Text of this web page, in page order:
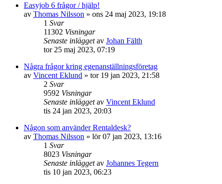
Easyjob 6 frågor / hjälp!
av Thomas Nilsson » ons 24 maj 2023, 19:18
1 Svar
11302 Visningar
Senaste inläggetav Johan Fälth
tor 25 maj 2023, 07:19
Några frågor kring egenanställningsföretag
av Vincent Eklund » tor 19 jan 2023, 21:58
2 Svar
9592 Visningar
Senaste inläggetav Vincent Eklund
tis 24 jan 2023, 20:03
Någon som använder Rentaldesk?
av Thomas Nilsson » lör 07 jan 2023, 13:16
1 Svar
8023 Visningar
Senaste inläggetav Johannes Tegern
tis 10 jan 2023, 06:23